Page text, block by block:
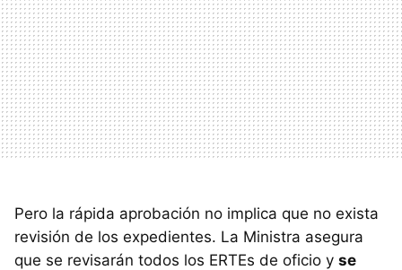
Pero la rápida aprobación no implica que no exista
revisión de los expedientes. La Ministra asegura
que se revisarán todos los ERTEs de oficio y se